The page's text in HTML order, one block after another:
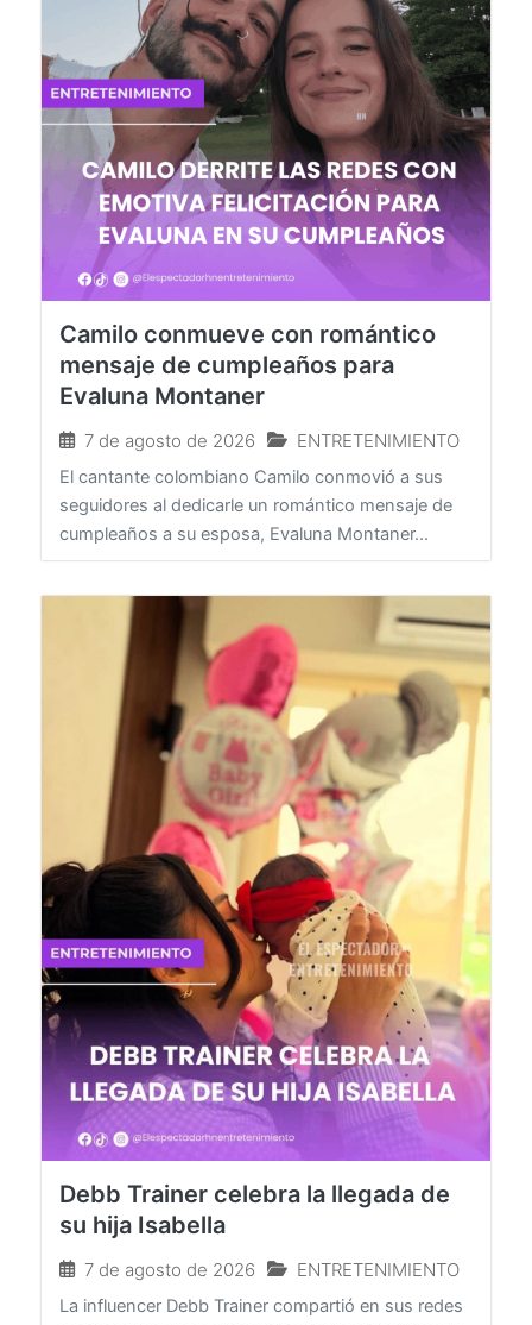
Camilo conmueve con romántico
mensaje de cumpleaños para
7 de agosto de 2026 ENTRETENIMIENTO
El cantante colombiano Camilo conmovió a sus
seguidores al dedicarle un romántico mensaje de
cumpleaños a su esposa, Evaluna Montaner...
Debb Trainer celebra la llegada de
7 de agosto de 2026 ENTRETENIMIENTO